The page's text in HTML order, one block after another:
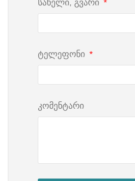
სახელი, გვარი
ტელეფონი
კომენტარი